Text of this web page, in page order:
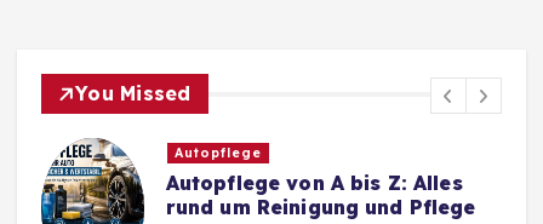
You Missed
Autopflege
Autopflege von A bis Z: Alles
rund um Reinigung und Pflege